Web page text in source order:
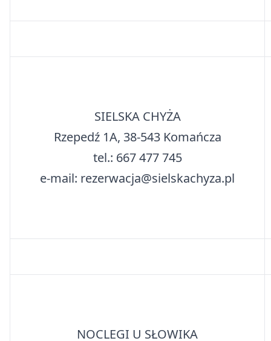
SIELSKA CHYŻA
Rzepedź 1A, 38-543 Komańcza
tel.: 667 477 745
e-mail: rezerwacja@sielskachyza.pl
NOCLEGI U SŁOWIKA